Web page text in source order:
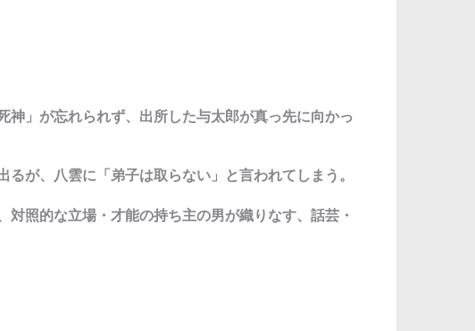
神」が忘れられず、出所した与太郎が真っ先に向かっ
が、八雲に「弟子は取らない」と言われてしまう。
照的な立場・才能の持ち主の男が織りなす、話芸・